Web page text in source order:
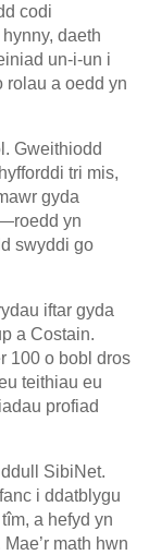
codi
daeth
un-i-un i
rolau a oedd yn
Gweithiodd
tri mis,
gyda
yn
swyddi go
iftar gyda
a Costain.
100 o bobl dros
teithiau eu
profiad
SibiNet.
i ddatblygu
a hefyd yn
math hwn